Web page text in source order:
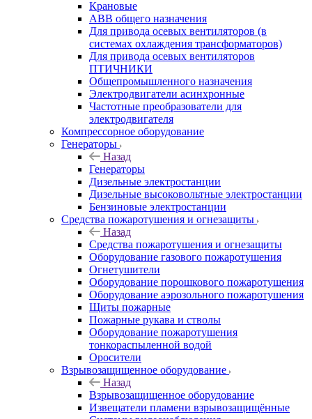
Крановые
АВВ общего назначения
Для привода осевых вентиляторов (в
системах охлаждения трансформаторов)
Для привода осевых вентиляторов
ПТИЧНИКИ
Общепромышленного назначения
Электродвигатели асинхронные
Частотные преобразователи для
электродвигателя
Компрессорное оборудование
Генераторы
Назад
Генераторы
Дизельные электростанции
Дизельные высоковольтные электростанции
Бензиновые электростанции
Средства пожаротушения и огнезащиты
Назад
Средства пожаротушения и огнезащиты
Оборудование газового пожаротушения
Огнетушители
Оборудование порошкового пожаротушения
Оборудование аэрозольного пожаротушения
Щиты пожарные
Пожарные рукава и стволы
Оборудование пожаротушения
тонкораспыленной водой
Оросители
Взрывозащищенное оборудование
Назад
Взрывозащищенное оборудование
Извещатели пламени взрывозащищённые